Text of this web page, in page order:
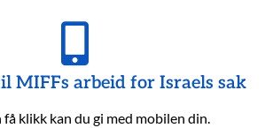
MIFFs arbeid for Israels sak
få klikk kan du gi med mobilen din.